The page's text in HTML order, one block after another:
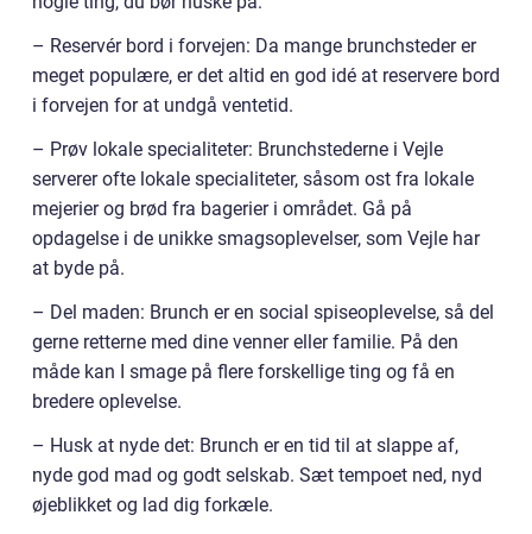
– Reservér bord i forvejen: Da mange brunchsteder er
meget populære, er det altid en god idé at reservere bord
i forvejen for at undgå ventetid.
– Prøv lokale specialiteter: Brunchstederne i Vejle
serverer ofte lokale specialiteter, såsom ost fra lokale
mejerier og brød fra bagerier i området. Gå på
opdagelse i de unikke smagsoplevelser, som Vejle har
at byde på.
– Del maden: Brunch er en social spiseoplevelse, så del
gerne retterne med dine venner eller familie. På den
måde kan I smage på flere forskellige ting og få en
bredere oplevelse.
– Husk at nyde det: Brunch er en tid til at slappe af,
nyde god mad og godt selskab. Sæt tempoet ned, nyd
øjeblikket og lad dig forkæle.